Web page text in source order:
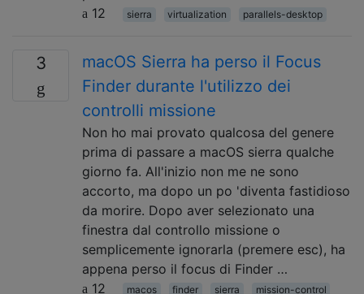
12
sierra virtualization parallels-desktop
3
macOS Sierra ha perso il Focus
Finder durante l'utilizzo dei
controlli missione
Non ho mai provato qualcosa del genere
prima di passare a macOS sierra qualche
giorno fa. All'inizio non me ne sono
accorto, ma dopo un po 'diventa fastidioso
da morire. Dopo aver selezionato una
finestra dal controllo missione o
semplicemente ignorarla (premere esc), ha
appena perso il focus di Finder …
12
macos finder sierra mission-control